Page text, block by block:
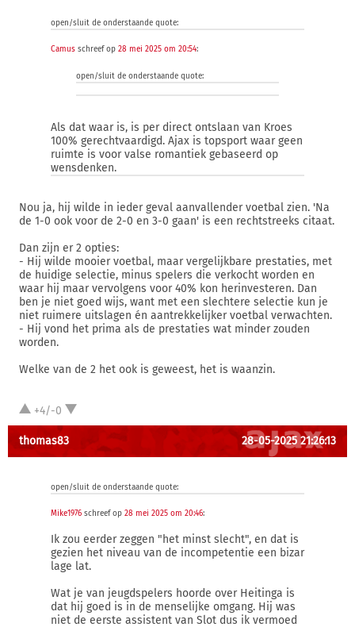
open/sluit de onderstaande quote:
Camus schreef op 28 mei 2025 om 20:54:
open/sluit de onderstaande quote:
Als dat waar is, is per direct ontslaan van Kroes
100% gerechtvaardigd. Ajax is topsport waar geen
ruimte is voor valse romantiek gebaseerd op
wensdenken.
Nou ja, hij wilde in ieder geval aanvallender voetbal zien. 'Na
de 1-0 ook voor de 2-0 en 3-0 gaan' is een rechtstreeks citaat.
Dan zijn er 2 opties:
- Hij wilde mooier voetbal, maar vergelijkbare prestaties, met
de huidige selectie, minus spelers die verkocht worden en
waar hij maar vervolgens voor 40% kon herinvesteren. Dan
ben je niet goed wijs, want met een slechtere selectie kun je
niet ruimere uitslagen én aantrekkelijker voetbal verwachten.
- Hij vond het prima als de prestaties wat minder zouden
worden.
Welke van de 2 het ook is geweest, het is waanzin.
+4/-0
thomas83 28-05-2025 21:26:13
open/sluit de onderstaande quote:
Mike1976 schreef op 28 mei 2025 om 20:46:
Ik zou eerder zeggen "het minst slecht", en dat is
gezien het niveau van de incompetentie een bizar
lage lat.
Wat je van jeugdspelers hoorde over Heitinga is
dat hij goed is in de menselijke omgang. Hij was
niet de eerste assistent van Slot dus ik vermoed